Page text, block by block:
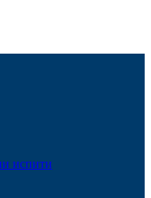
испити